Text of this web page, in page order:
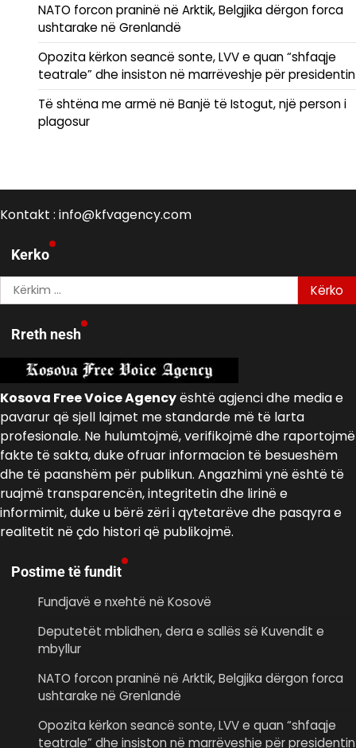
NATO forcon praninë në Arktik, Belgjika dërgon forca
ushtarake në Grenlandë
Opozita kërkon seancë sonte, LVV e quan “shfaqje
teatrale” dhe insiston në marrëveshje për presidentin
Të shtëna me armë në Banjë të Istogut, një person i
plagosur
Kontakt : info@kfvagency.com
Kerko
Kërko
për:
Rreth nesh
Kosova Free Voice Agencyështë agjenci dhe media e
pavarur që sjell lajmet me standarde më të larta
profesionale. Ne hulumtojmë, verifikojmë dhe raportojmë
fakte të sakta, duke ofruar informacion të besueshëm
dhe të paanshëm për publikun. Angazhimi ynë është të
ruajmë transparencën, integritetin dhe lirinë e
informimit, duke u bërë zëri i qytetarëve dhe pasqyra e
realitetit në çdo histori që publikojmë.
Postime të fundit
Fundjavë e nxehtë në Kosovë
Deputetët mblidhen, dera e sallës së Kuvendit e
mbyllur
NATO forcon praninë në Arktik, Belgjika dërgon forca
ushtarake në Grenlandë
Opozita kërkon seancë sonte, LVV e quan “shfaqje
teatrale” dhe insiston në marrëveshje për presidentin